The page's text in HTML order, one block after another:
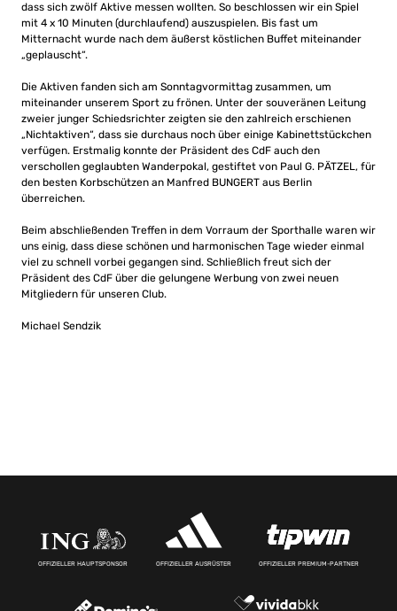
dass sich zwölf Aktive messen wollten. So beschlossen wir ein Spiel
mit 4 x 10 Minuten (durchlaufend) auszuspielen. Bis fast um
Mitternacht wurde nach dem äußerst köstlichen Buffet miteinander
„geplauscht“.
Die Aktiven fanden sich am Sonntagvormittag zusammen, um
miteinander unserem Sport zu frönen. Unter der souveränen Leitung
zweier junger Schiedsrichter zeigten sie den zahlreich erschienen
„Nichtaktiven“, dass sie durchaus noch über einige Kabinettstückchen
verfügen. Erstmalig konnte der Präsident des CdF auch den
verschollen geglaubten Wanderpokal, gestiftet von Paul G. PÄTZEL, für
den besten Korbschützen an Manfred BUNGERT aus Berlin
überreichen.
Beim abschließenden Treffen in dem Vorraum der Sporthalle waren wir
uns einig, dass diese schönen und harmonischen Tage wieder einmal
viel zu schnell vorbei gegangen sind. Schließlich freut sich der
Präsident des CdF über die gelungene Werbung von zwei neuen
Mitgliedern für unseren Club.
Michael Sendzik
OFFIZIELLER HAUPTSPONSOR OFFIZIELLER AUSRÜSTER OFFIZIELLER PREMIUM-PARTNER